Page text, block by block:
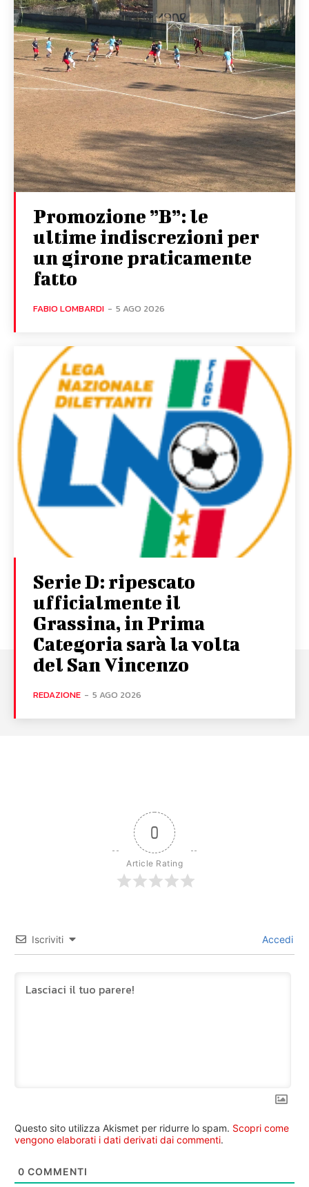
Promozione ”B”: le
ultime indiscrezioni per
un girone praticamente
fatto
FABIO LOMBARDI - 5 AGO 2026
Serie D: ripescato
ufficialmente il
Grassina, in Prima
Categoria sarà la volta
del San Vincenzo
REDAZIONE - 5 AGO 2026
0
Article Rating
Iscriviti Accedi
Questo sito utilizza Akismet per ridurre lo spam. Scopri come
vengono elaborati i dati derivati dai commenti.
0 COMMENTI